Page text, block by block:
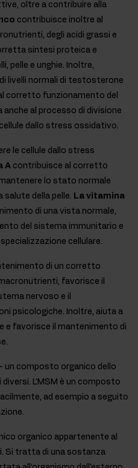
oltre a contribuire alla
contribuisce inoltre al
degli acidi grassi e
sintesi proteica e
pelle e unghie. Inoltre,
livelli normali di testosterone
corretto funzionamento del
al processo di divisione
dallo stress ossidativo.
le cellule dallo stress
A contribuisce al corretto
lo stato normale
salute della pelle. La vitamina
di una vista normale,
del sistema immunitario e
cellulare.
di un corretto
favorisce il
nervoso e il
psicologiche. Inoltre, aiuta a
e favorisce il mantenimento di
- un composto organico dello
L’MSM è un composto
ad esempio a seguito
organico appartenente al
Si tratta di una sostanza